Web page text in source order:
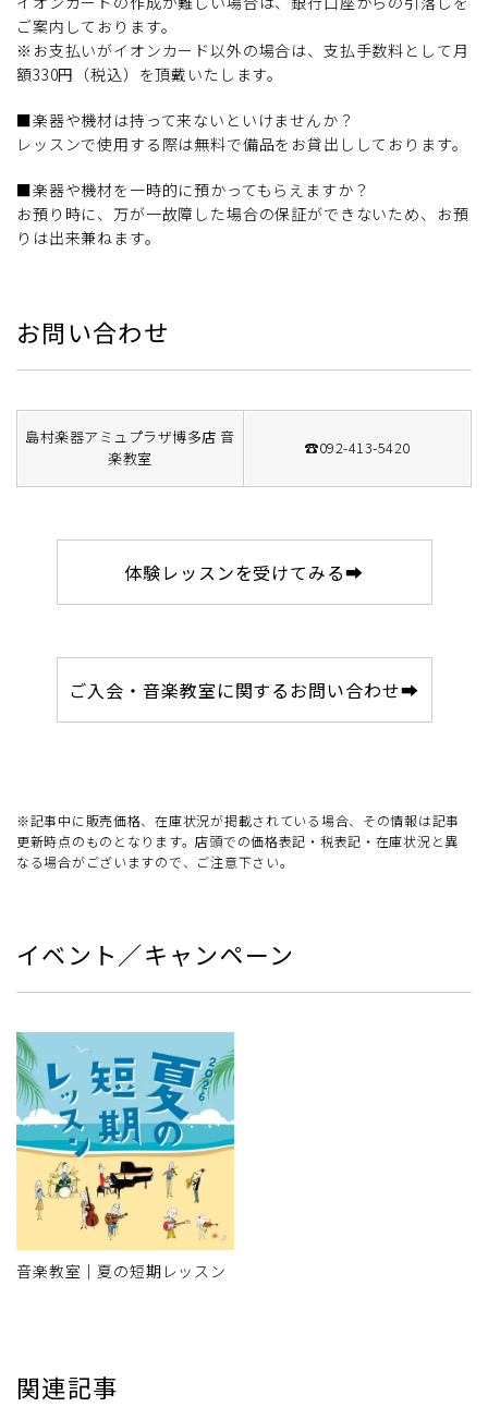
ご案内しております。
※お支払いがイオンカード以外の場合は、支払手数料として月
額330円（税込）を頂戴いたします。
■楽器や機材は持って来ないといけませんか？
レッスンで使用する際は無料で備品をお貸出ししております。
■楽器や機材を一時的に預かってもらえますか？
お預り時に、万が一故障した場合の保証ができないため、お預
りは出来兼ねます。
お問い合わせ
島村楽器アミュプラザ博多店 音
楽教室
☎092-413-5420
体験レッスンを受けてみる➡
ご入会・音楽教室に関するお問い合わせ➡
※記事中に販売価格、在庫状況が掲載されている場合、その情報は記事
更新時点のものとなります。店頭での価格表記・税表記・在庫状況と異
なる場合がございますので、ご注意下さい。
イベント／キャンペーン
音楽教室｜夏の短期レッスン
関連記事